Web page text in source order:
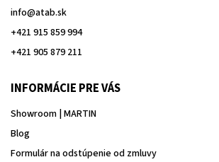
info@atab.sk
+421 915 859 994
+421 905 879 211
INFORMÁCIE PRE VÁS
Showroom | MARTIN
Blog
Formulár na odstúpenie od zmluvy